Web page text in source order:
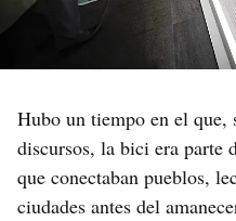
Hubo un tiempo en el que,
discursos, la bici era parte
que conectaban pueblos,
ciudades antes del